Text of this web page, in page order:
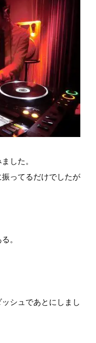
した。
ってるだけでしたが
。
シュであとにしまし